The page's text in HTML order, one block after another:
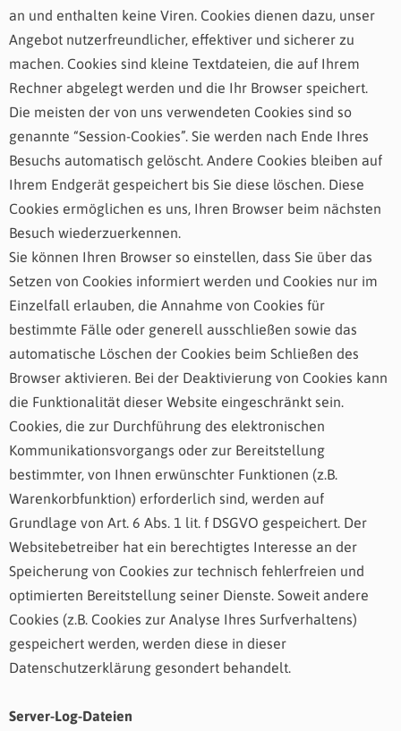
an und enthalten keine Viren. Cookies dienen dazu, unser
Angebot nutzerfreundlicher, effektiver und sicherer zu
machen. Cookies sind kleine Textdateien, die auf Ihrem
Rechner abgelegt werden und die Ihr Browser speichert.
Die meisten der von uns verwendeten Cookies sind so
genannte “Session-Cookies”. Sie werden nach Ende Ihres
Besuchs automatisch gelöscht. Andere Cookies bleiben auf
Ihrem Endgerät gespeichert bis Sie diese löschen. Diese
Cookies ermöglichen es uns, Ihren Browser beim nächsten
Besuch wiederzuerkennen.
Sie können Ihren Browser so einstellen, dass Sie über das
Setzen von Cookies informiert werden und Cookies nur im
Einzelfall erlauben, die Annahme von Cookies für
bestimmte Fälle oder generell ausschließen sowie das
automatische Löschen der Cookies beim Schließen des
Browser aktivieren. Bei der Deaktivierung von Cookies kann
die Funktionalität dieser Website eingeschränkt sein.
Cookies, die zur Durchführung des elektronischen
Kommunikationsvorgangs oder zur Bereitstellung
bestimmter, von Ihnen erwünschter Funktionen (z.B.
Warenkorbfunktion) erforderlich sind, werden auf
Grundlage von Art. 6 Abs. 1 lit. f DSGVO gespeichert. Der
Websitebetreiber hat ein berechtigtes Interesse an der
Speicherung von Cookies zur technisch fehlerfreien und
optimierten Bereitstellung seiner Dienste. Soweit andere
Cookies (z.B. Cookies zur Analyse Ihres Surfverhaltens)
gespeichert werden, werden diese in dieser
Datenschutzerklärung gesondert behandelt.
Server-Log-Dateien